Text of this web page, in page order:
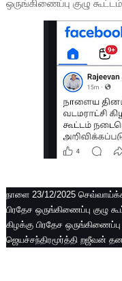
ஒருங்கிணைப்பு குழு
நாளை 23/12/2025
பிரதேச ஒருங்கிணைப்பு குழு
கிழக்கு பிரதேச
ஜெயச்சந்திரமூர்த்தி றஜீவன்